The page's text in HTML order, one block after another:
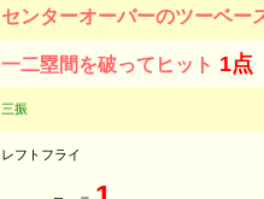
センターオーバーのツーベー
一二塁間を破ってヒット 1点
三振
レフトフライ